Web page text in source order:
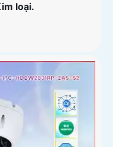
loại.